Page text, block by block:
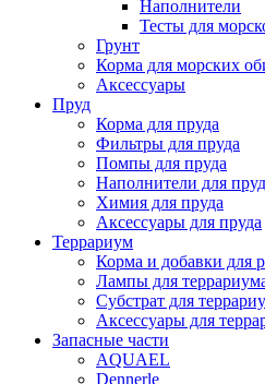
Наполнители
Тесты для
Грунт
Корма для морских
Аксессуары
Пруд
Корма для пруда
Фильтры для пруда
Помпы для пруда
Наполнители для
Химия для пруда
Аксессуары для пруда
Террариум
Корма и добавки для
Лампы для
Субстрат для
Аксессуары для
Запасные части
AQUAEL
Dennerle